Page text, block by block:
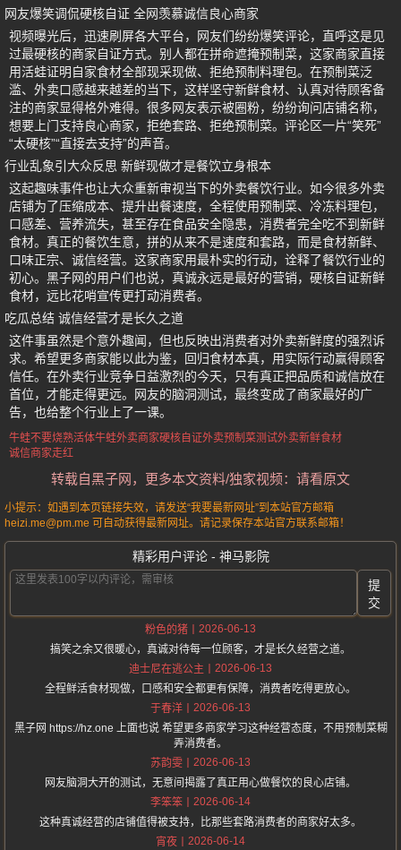
网友爆笑调侃硬核自证 全网羡慕诚信良心商家
视频曝光后，迅速刷屏各大平台，网友们纷纷爆笑评论，直呼这是见
过最硬核的商家自证方式。别人都在拼命遮掩预制菜，这家商家直接
用活蛙证明自家食材全部现采现做、拒绝预制料理包。在预制菜泛
滥、外卖口感越来越差的当下，这样坚守新鲜食材、认真对待顾客备
注的商家显得格外难得。很多网友表示被圈粉，纷纷询问店铺名称，
想要上门支持良心商家，拒绝套路、拒绝预制菜。评论区一片“笑死”
“太硬核”“直接去支持”的声音。
行业乱象引大众反思 新鲜现做才是餐饮立身根本
这起趣味事件也让大众重新审视当下的外卖餐饮行业。如今很多外卖
店铺为了压缩成本、提升出餐速度，全程使用预制菜、冷冻料理包，
口感差、营养流失，甚至存在食品安全隐患，消费者完全吃不到新鲜
食材。真正的餐饮生意，拼的从来不是速度和套路，而是食材新鲜、
口味正宗、诚信经营。这家商家用最朴实的行动，诠释了餐饮行业的
初心。黑子网的用户们也说，真诚永远是最好的营销，硬核自证新鲜
食材，远比花哨宣传更打动消费者。
吃瓜总结 诚信经营才是长久之道
这件事虽然是个意外趣闻，但也反映出消费者对外卖新鲜度的强烈诉
求。希望更多商家能以此为鉴，回归食材本真，用实际行动赢得顾客
信任。在外卖行业竞争日益激烈的今天，只有真正把品质和诚信放在
首位，才能走得更远。网友的脑洞测试，最终变成了商家最好的广
告，也给整个行业上了一课。
牛蛙不要烧熟活体牛蛙外卖商家硬核自证外卖预制菜测试外卖新鲜食材
诚信商家走红
转载自黑子网，更多本文资料/独家视频：请看原文
小提示：如遇到本页链接失效，请发送“我要最新网址”到本站官方邮箱
heizi.me@pm.me 可自动获得最新网址。请记录保存本站官方联系邮箱！
精彩用户评论 - 神马影院
提
交
粉色的猪
2026-06-13
搞笑之余又很暖心，真诚对待每一位顾客，才是长久经营之道。
迪士尼在逃公主
2026-06-13
全程鲜活食材现做，口感和安全都更有保障，消费者吃得更放心。
于春洋
2026-06-13
黑子网 https://hz.one 上面也说 希望更多商家学习这种经营态度，不用预制菜糊
弄消费者。
苏韵雯
2026-06-13
网友脑洞大开的测试，无意间揭露了真正用心做餐饮的良心店铺。
李笨笨
2026-06-14
这种真诚经营的店铺值得被支持，比那些套路消费者的商家好太多。
宵夜
2026-06-14